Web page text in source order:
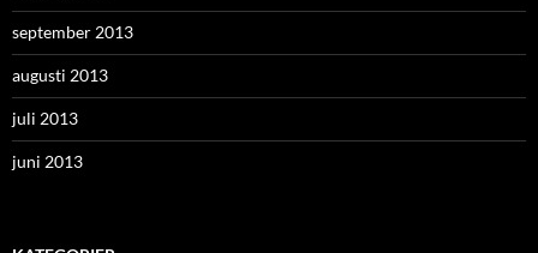
september 2013
augusti 2013
juli 2013
juni 2013